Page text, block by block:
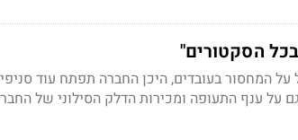
הסקטורים"
על ענף התעופה ומכירות הדלק הסילוני של